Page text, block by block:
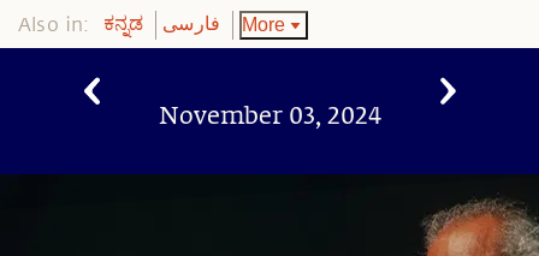
Also in: ಕನ್ನಡ فارسی More
November 03, 2024